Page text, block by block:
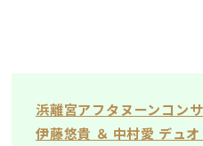
浜離宮アフタヌーンコン
伊藤悠貴 ＆ 中村愛 デュ